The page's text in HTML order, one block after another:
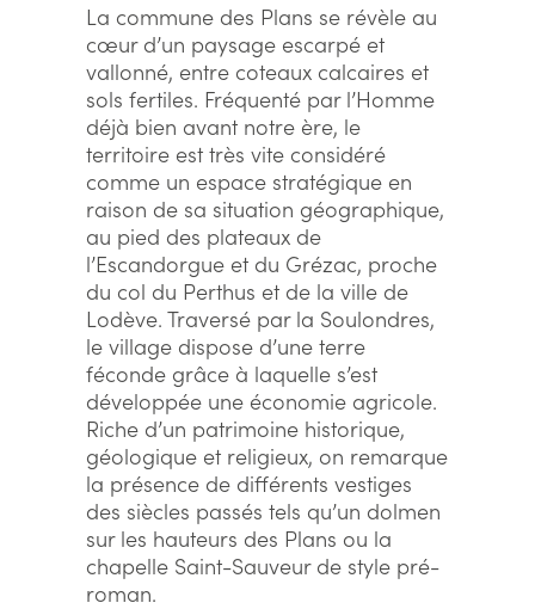
La commune des Plans se révèle au
cœur d’un paysage escarpé et
vallonné, entre coteaux calcaires et
sols fertiles. Fréquenté par l’Homme
déjà bien avant notre ère, le
territoire est très vite considéré
comme un espace stratégique en
raison de sa situation géographique,
au pied des plateaux de
l’Escandorgue et du Grézac, proche
du col du Perthus et de la ville de
Lodève. Traversé par la Soulondres,
le village dispose d’une terre
féconde grâce à laquelle s’est
développée une économie agricole.
Riche d’un patrimoine historique,
géologique et religieux, on remarque
la présence de différents vestiges
des siècles passés tels qu’un dolmen
sur les hauteurs des Plans ou la
chapelle Saint-Sauveur de style pré-
roman.